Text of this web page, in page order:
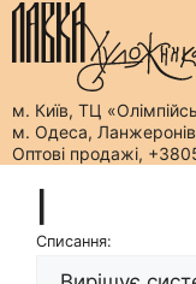
м. Київ, ТЦ
м. Одеса,
Оптові продажі,
вмістуСписання: